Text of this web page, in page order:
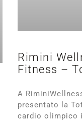
Rimini
Fitness –
A
presentato la
cardio olimpico